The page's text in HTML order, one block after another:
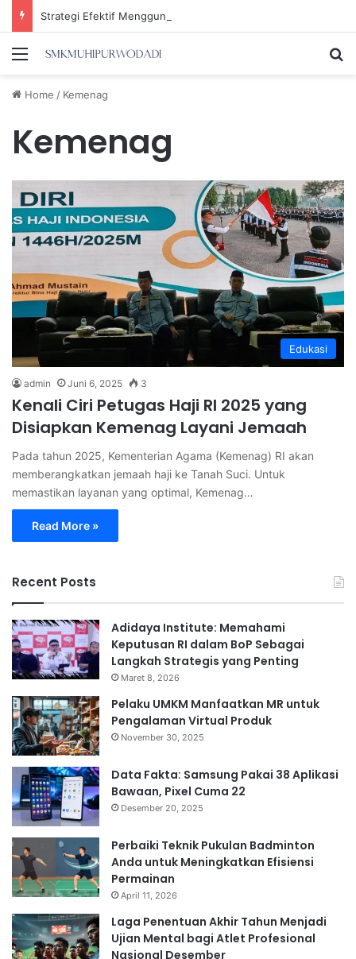
Menu
Home / Kemenag
Kemenag
Edukasi
admin Juni 6, 2025 3
Kenali Ciri Petugas Haji RI 2025 yang
Disiapkan Kemenag Layani Jemaah
Pada tahun 2025, Kementerian Agama (Kemenag) RI akan
memberangkatkan jemaah haji ke Tanah Suci. Untuk
memastikan layanan yang optimal, Kemenag…
Read More »
Recent Posts
Adidaya Institute: Memahami
Keputusan RI dalam BoP Sebagai
Langkah Strategis yang Penting
Maret 8, 2026
⁠Pelaku UMKM Manfaatkan MR untuk
Pengalaman Virtual Produk
November 30, 2025
Data Fakta: Samsung Pakai 38 Aplikasi
Bawaan, Pixel Cuma 22
Desember 20, 2025
Perbaiki Teknik Pukulan Badminton
Anda untuk Meningkatkan Efisiensi
Permainan
April 11, 2026
Laga Penentuan Akhir Tahun Menjadi
Ujian Mental bagi Atlet Profesional
Nasional Desember